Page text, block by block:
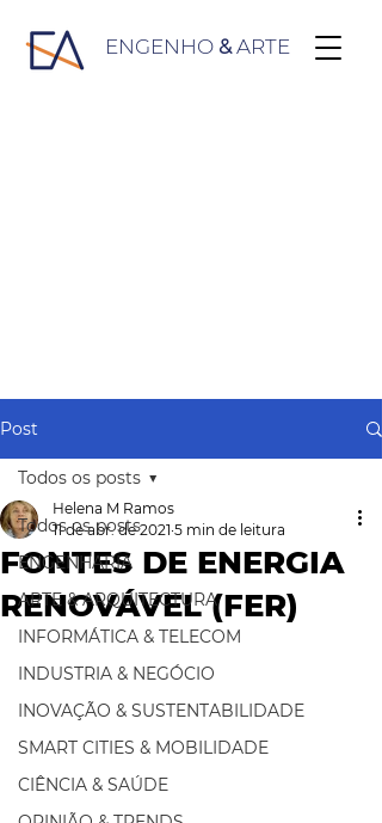
ENGENHO &ARTE
Post
Todos os posts
ENGENHARIA
ARTE & ARQUITECTURA
INFORMÁTICA & TELECOM
INDUSTRIA & NEGÓCIO
INOVAÇÃO & SUSTENTABILIDADE
SMART CITIES & MOBILIDADE
CIÊNCIA & SAÚDE
Todos os posts
FONTES DE ENERGIA
RENOVÁVEL (FER)
Helena M Ramos
11 de abr. de 2021 5 min de leitura